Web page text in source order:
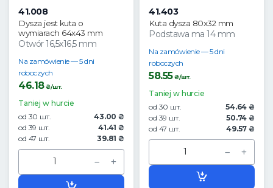
41.008
Dysza jest kuta o
wymiarach 64x43 mm
Otwór 16,5x16,5 mm
Na zamówienie — 5 dni
roboczych
46.18₴/шт.
Taniej w hurcie
od 30 шт.
43.00 ₴
od 39 шт.
41.41 ₴
od 47 шт.
39.81 ₴
41.403
Kuta dysza 80x32 mm
Podstawa ma 14 mm
Na zamówienie — 5 dni
roboczych
58.55₴/шт.
Taniej w hurcie
od 30 шт.
54.64 ₴
od 39 шт.
50.74 ₴
od 47 шт.
49.57 ₴